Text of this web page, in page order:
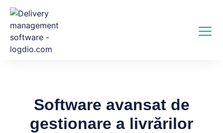
Software avansat de
gestionare a livrărilor